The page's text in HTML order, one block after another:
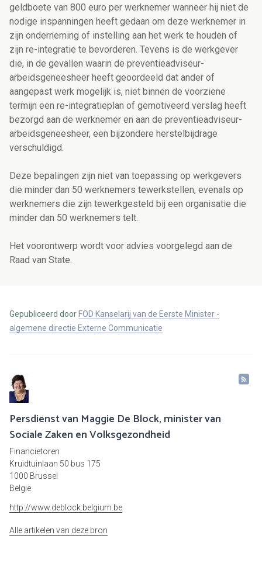
geldboete van 800 euro per werknemer wanneer hij niet de
nodige inspanningen heeft gedaan om deze werknemer in
zijn onderneming of instelling aan het werk te houden of
zijn re-integratie te bevorderen. Tevens is de werkgever
die, in de gevallen waarin de preventieadviseur-
arbeidsgeneesheer heeft geoordeeld dat ander of
aangepast werk mogelijk is, niet binnen de voorziene
termijn een re-integratieplan of gemotiveerd verslag heeft
bezorgd aan de werknemer en aan de preventieadviseur-
arbeidsgeneesheer, een bijzondere herstelbijdrage
verschuldigd.
Deze bepalingen zijn niet van toepassing op werkgevers
die minder dan 50 werknemers tewerkstellen, evenals op
werknemers die zijn tewerkgesteld bij een organisatie die
minder dan 50 werknemers telt.
Het voorontwerp wordt voor advies voorgelegd aan de
Raad van State.
Gepubliceerd door FOD Kanselarij van de Eerste Minister -
algemene directie Externe Communicatie
Persdienst van Maggie De Block, minister van
Sociale Zaken en Volksgezondheid
Financietoren
Kruidtuinlaan 50 bus 175
1000 Brussel
België
http://www.deblock.belgium.be
Alle artikelen van deze bron